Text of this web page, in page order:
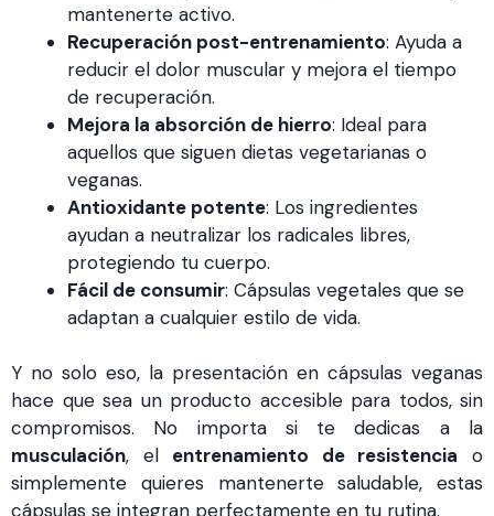
mantenerte activo.
Recuperación post-entrenamiento: Ayuda a
reducir el dolor muscular y mejora el tiempo
de recuperación.
Mejora la absorción de hierro: Ideal para
aquellos que siguen dietas vegetarianas o
veganas.
Antioxidante potente: Los ingredientes
ayudan a neutralizar los radicales libres,
protegiendo tu cuerpo.
Fácil de consumir: Cápsulas vegetales que se
adaptan a cualquier estilo de vida.
Y no solo eso, la presentación en cápsulas veganas
hace que sea un producto accesible para todos, sin
compromisos. No importa si te dedicas a la
musculación, el entrenamiento de resistencia o
simplemente quieres mantenerte saludable, estas
cápsulas se integran perfectamente en tu rutina.